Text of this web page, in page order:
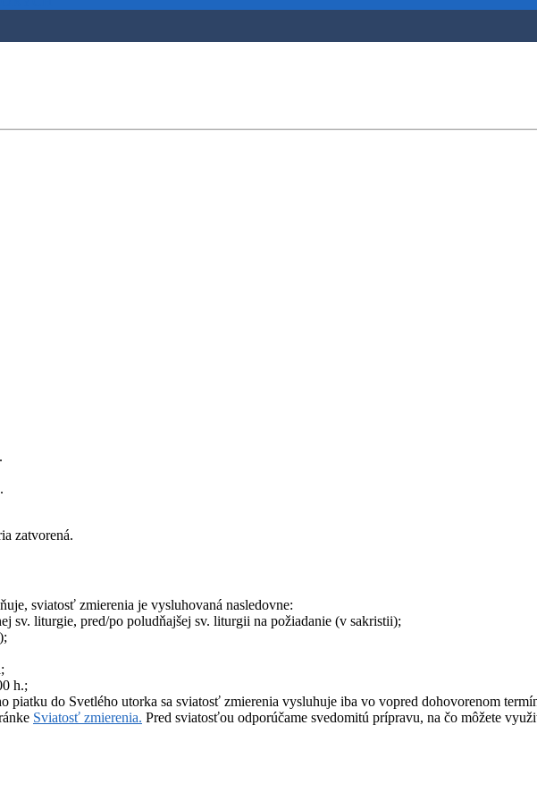
zatvorená.
sviatosť zmierenia je vysluhovaná nasledovne:
sv. liturgie, pred/po poludňajšej sv. liturgii na požiadanie (v sakristii);
h.;
piatku do Svetlého utorka sa sviatosť zmierenia vysluhuje iba vo vopred dohovorenom
Sviatosť zmierenia. Pred sviatosťou odporúčame svedomitú prípravu, na čo môžete